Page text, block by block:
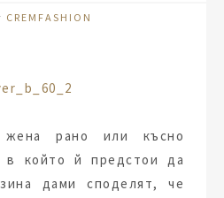
CREMFASHION
рано или късно
в който й предстои да
дами споделят, че